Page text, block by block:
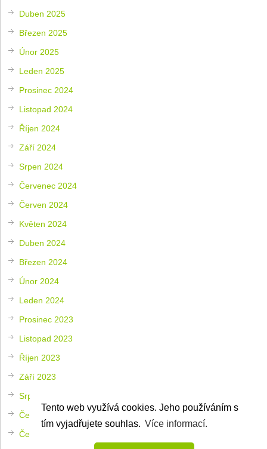
Tento web využívá cookies. Jeho používáním s
tím vyjadřujete souhlas. Více informací.
Duben 2025
Březen 2025
Únor 2025
Leden 2025
Prosinec 2024
Listopad 2024
Říjen 2024
Září 2024
Srpen 2024
Červenec 2024
Červen 2024
Květen 2024
Duben 2024
Březen 2024
Únor 2024
Leden 2024
Prosinec 2023
Listopad 2023
Říjen 2023
Září 2023
Srpen 2023
Červenec 2023
Červen 2023